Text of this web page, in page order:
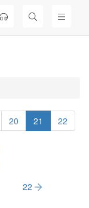
20 21 22
22